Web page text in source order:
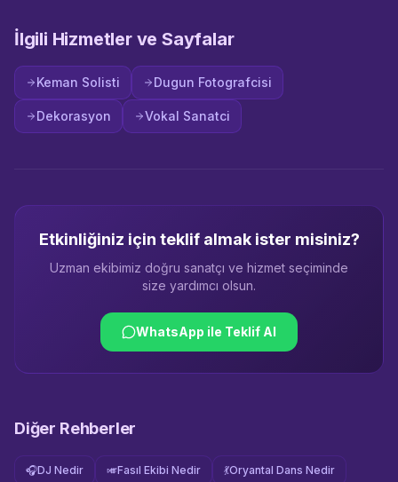
İlgili Hizmetler ve Sayfalar
Keman Solisti Dugun Fotografcisi
Dekorasyon Vokal Sanatci
Etkinliğiniz için teklif almak ister misiniz?
Uzman ekibimiz doğru sanatçı ve hizmet seçiminde
size yardımcı olsun.
WhatsApp ile Teklif Al
Diğer Rehberler
🎧DJ Nedir 🎺Fasıl Ekibi Nedir 💃Oryantal Dans Nedir